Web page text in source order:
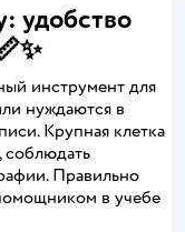
удобство
инструмент для
нуждаются в
Крупная клетка
соблюдать
Правильно
в учебе